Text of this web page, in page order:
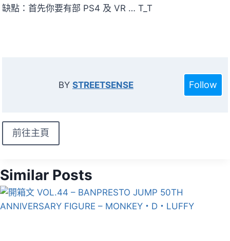
缺點：首先你要有部 PS4 及 VR … T_T
BY STREETSENSE Follow
前往主頁
Similar Posts